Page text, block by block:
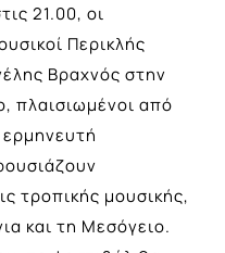
21.00, οι
Περικλής
Βραχνός στην
πλαισιωμένοι από
τροπικής μουσικής,
και τη Μεσόγειο.